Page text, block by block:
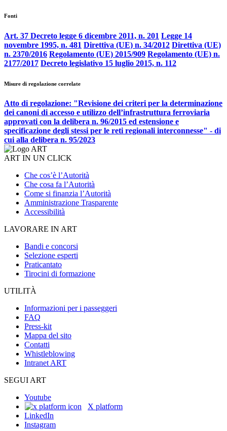
Fonti
Art. 37 Decreto legge 6 dicembre 2011, n. 201 Legge 14
novembre 1995, n. 481 Direttiva (UE) n. 34/2012 Direttiva (UE)
n. 2370/2016 Regolamento (UE) 2015/909 Regolamento (UE) n.
2177/2017 Decreto legislativo 15 luglio 2015, n. 112
Misure di regolazione correlate
Atto di regolazione: "Revisione dei criteri per la determinazione
dei canoni di accesso e utilizzo dell’infrastruttura ferroviaria
approvati con la delibera n. 96/2015 ed estensione e
specificazione degli stessi per le reti regionali interconnesse" - di
cui alla delibera n. 95/2023
ART IN UN CLICK
Che cos’è l’Autorità
Che cosa fa l’Autorità
Come si finanzia l’Autorità
Amministrazione Trasparente
Accessibilità
LAVORARE IN ART
Bandi e concorsi
Selezione esperti
Praticantato
Tirocini di formazione
UTILITÀ
Informazioni per i passeggeri
FAQ
Press-kit
Mappa del sito
Contatti
Whistleblowing
Intranet ART
SEGUI ART
Youtube
X platform
LinkedIn
Instagram